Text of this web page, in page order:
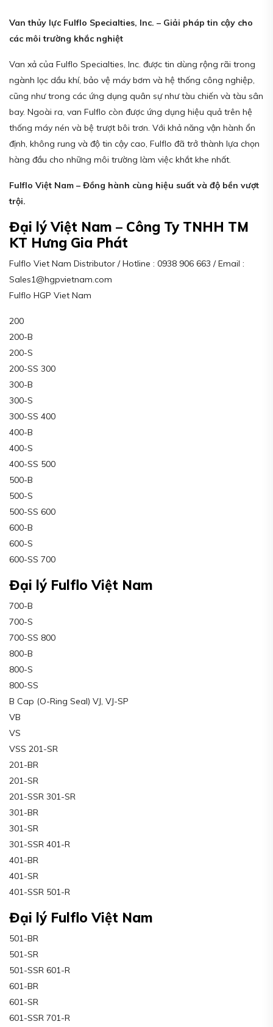
Van thủy lực Fulflo Specialties, Inc. – Giải pháp tin cậy cho
các môi trường khắc nghiệt
Van xả của Fulflo Specialties, Inc. được tin dùng rộng rãi trong
ngành lọc dầu khí, bảo vệ máy bơm và hệ thống công nghiệp,
cũng như trong các ứng dụng quân sự như tàu chiến và tàu sân
bay. Ngoài ra, van Fulflo còn được ứng dụng hiệu quả trên hệ
thống máy nén và bệ trượt bôi trơn. Với khả năng vận hành ổn
định, không rung và độ tin cậy cao, Fulflo đã trở thành lựa chọn
hàng đầu cho những môi trường làm việc khắt khe nhất.
Fulflo Việt Nam – Đồng hành cùng hiệu suất và độ bền vượt
trội.
Đại lý Việt Nam – Công Ty TNHH TM
KT Hưng Gia Phát
Fulflo Viet Nam Distributor / Hotline : 0938 906 663 / Email :
Sales1@hgpvietnam.com
Fulflo HGP Viet Nam
200
200-B
200-S
200-SS 300
300-B
300-S
300-SS 400
400-B
400-S
400-SS 500
500-B
500-S
500-SS 600
600-B
600-S
600-SS 700
Đại lý Fulflo Việt Nam
700-B
700-S
700-SS 800
800-B
800-S
800-SS
B Cap (O-Ring Seal) VJ, VJ-SP
VB
VS
VSS 201-SR
201-BR
201-SR
201-SSR 301-SR
301-BR
301-SR
301-SSR 401-R
401-BR
401-SR
401-SSR 501-R
Đại lý Fulflo Việt Nam
501-BR
501-SR
501-SSR 601-R
601-BR
601-SR
601-SSR 701-R